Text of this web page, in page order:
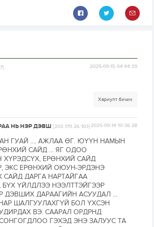
2025-09-15 04:44:39
Хариулт бичих
НЬ НЭР ДЭВШ[202.179.26.103] 2025-09-14 10:36:28
ГУАЙ .... АЖЛАА ӨГ. ЮҮҮН НАМЫН
САЙД ... ЯГ ОДОО
ХҮРЭДСҮХ, ЕРӨНХИЙ САЙД
ЭКС ЕРӨНХИЙ ОЮУН-ЭРДЭНЭ
САЙД ДАРГА НАРТАЙГАА
ҮЙЛДЛЭЭ НЭЭЛТТЭЙГЭЭР
ДЭВШИХ ДАРААГИЙН АСУУДАЛ ...
ШАЛГУУЛАХГҮЙ БОЛ ҮХСЭН
ВЭ. СААРАЛ ОРДРНД
ГЭХЭД ЭНЭ ЗАЛУУС ТА